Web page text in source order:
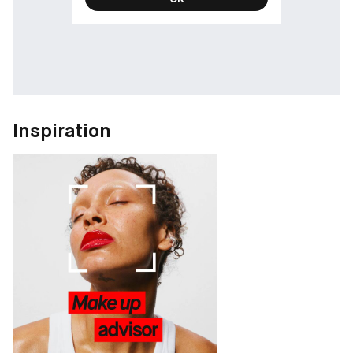
• Synligt mjukare och fräschare läppar
• Lätt att applicera, fördelas jämnt och glider smidigt på
• Den vårdande och återfuktande formulan får läpparna att
kännas vårdade och skyddade
Ljusreflekterande semi-transparent wet look finish med
byggbar färgtäckning. Härligt fräscha och glansiga läppar.
Applicera i flera lager för mer glans och färgeffekt.
Inspiration